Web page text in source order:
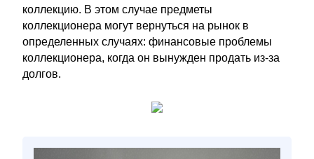
коллекцию. В этом случае предметы
коллекционера могут вернуться на рынок в
определенных случаях: финансовые проблемы
коллекционера, когда он вынужден продать из-за
долгов.